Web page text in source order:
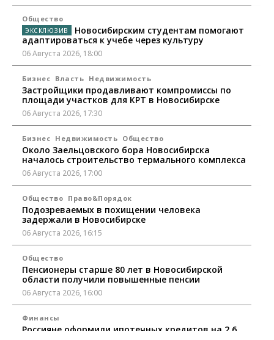
Общество
Новосибирским студентам помогают
адаптироваться к учебе через культуру
06 Августа 2026, 18:00
Бизнес Власть Недвижимость
Застройщики продавливают компромиссы по
площади участков для КРТ в Новосибирске
06 Августа 2026, 17:30
Бизнес Недвижимость Общество
Около Заельцовского бора Новосибирска
началось строительство термального комплекса
06 Августа 2026, 17:00
Общество Право&Порядок
Подозреваемых в похищении человека
задержали в Новосибирске
06 Августа 2026, 16:15
Общество
Пенсионеры старше 80 лет в Новосибирской
области получили повышенные пенсии
06 Августа 2026, 16:00
Финансы
Россияне оформили ипотечных кредитов на 2,6